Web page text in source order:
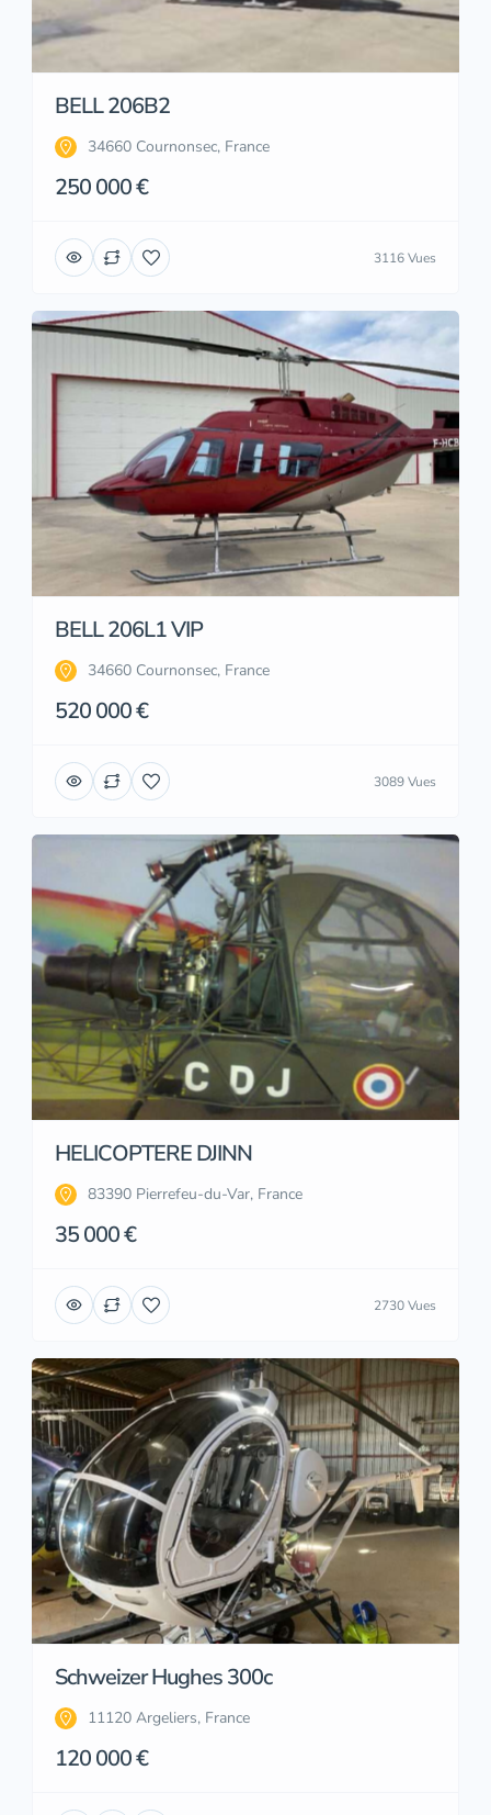
BELL 206B2
34660 Cournonsec, France
250 000 €
3116 Vues
BELL 206L1 VIP
34660 Cournonsec, France
520 000 €
3089 Vues
HELICOPTERE DJINN
83390 Pierrefeu-du-Var, France
35 000 €
2730 Vues
Schweizer Hughes 300c
11120 Argeliers, France
120 000 €